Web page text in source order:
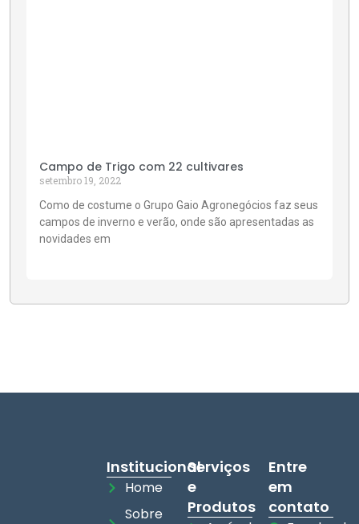
Campo de Trigo com 22 cultivares
setembro 19, 2022
Como de costume o Grupo Gaio Agronegócios faz seus
campos de inverno e verão, onde são apresentadas as
novidades em
Institucional
Home
Sobre
Serviços
e
Produtos
Entre
em
contato